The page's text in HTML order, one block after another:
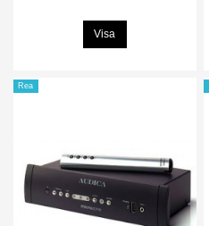
Visa
Rea